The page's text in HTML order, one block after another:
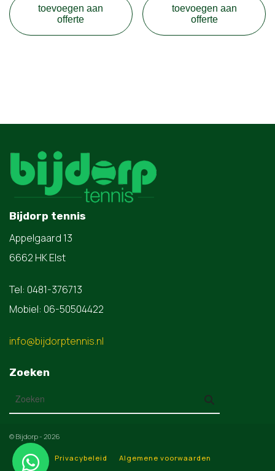
toevoegen aan
offerte
toevoegen aan
offerte
Bijdorp tennis
Appelgaard 13
6662 HK Elst
Tel: 0481-376713
Mobiel: 06-50504422
info@bijdorptennis.nl
Zoeken
© Bijdorp - 2026
Privacybeleid Algemene voorwaarden